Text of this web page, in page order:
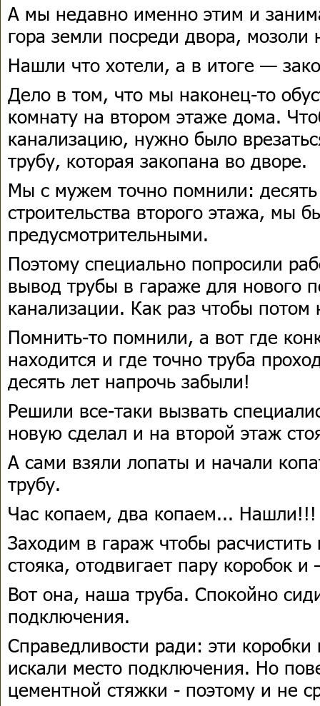
А мы недавно именно этим и
гора земли посреди двора, мозоли
Нашли что хотели, а в итоге —
Дело в том, что мы наконец-то
комнату на втором этаже дома.
канализацию, нужно было
трубу, которая закопана во дворе.
Мы с мужем точно помнили:
строительства второго этажа, мы
предусмотрительными.
Поэтому специально попросили
вывод трубы в гараже для нового
канализации. Как раз чтобы потом
Помнить-то помнили, а вот где
находится и где точно труба
десять лет напрочь забыли!
Решили все-таки вызвать
новую сделал и на второй этаж
А сами взяли лопаты и начали
трубу.
Час копаем, два копаем... Нашли!!!
Заходим в гараж чтобы расчистить
стояка, отодвигает пару коробок
Вот она, наша труба. Спокойно
подключения.
Справедливости ради: эти
искали место подключения. Но
цементной стяжки - поэтому и не